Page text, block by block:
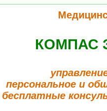
КОМПАС
персональное и
бесплатные